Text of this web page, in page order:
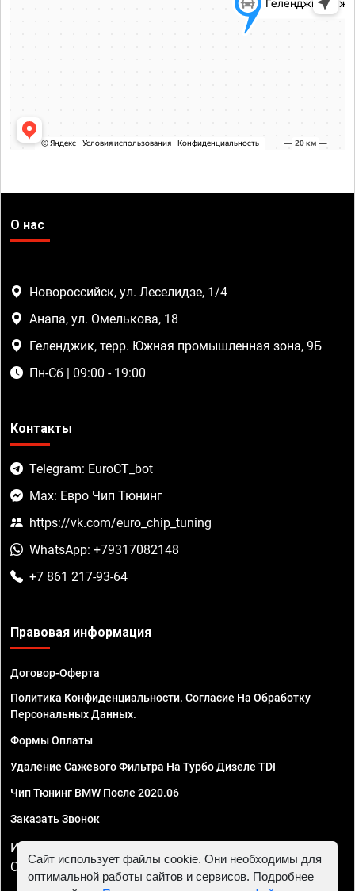
О нас
Новороссийск, ул. Леселидзе, 1/4
Анапа, ул. Омелькова, 18
Геленджик, терр. Южная промышленная зона, 9Б
Пн-Сб | 09:00 - 19:00
Контакты
Telegram: EuroCT_bot
Max: Евро Чип Тюнинг
https://vk.com/euro_chip_tuning
WhatsApp: +79317082148
+7 861 217-93-64
Правовая информация
Договор-Оферта
Политика Конфиденциальности. Согласие На Обработку
Персональных Данных.
Формы Оплаты
Удаление Сажевого Фильтра На Турбо Дизеле TDI
Чип Тюнинг BMW После 2020.06
Заказать Звонок
ИП Смирнов Георгий Павлович. ИНН 781302555843,
ОГРНИП 324470400032610
Сайт использует файлы cookie. Они необходимы для
оптимальной работы сайтов и сервисов. Подробнее